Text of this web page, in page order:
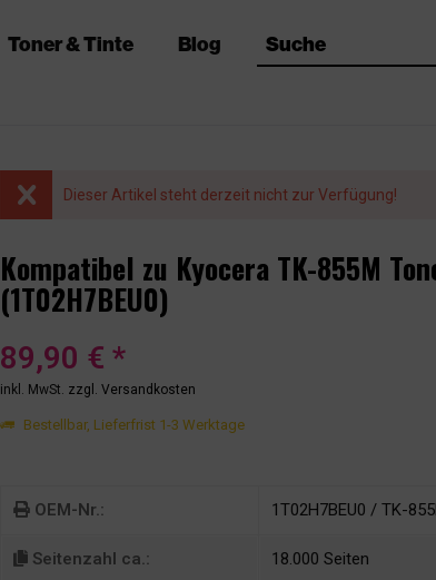
Toner & Tinte Blog Suche
Dieser Artikel steht derzeit nicht zur Verfügung!
Kompatibel zu Kyocera TK-855M
(1T02H7BEU0)
89,90 € *
inkl. MwSt. zzgl. Versandkosten
Bestellbar, Lieferfrist 1-3 Werktage
OEM-Nr.: 1T02H7BEU0 / TK-
Seitenzahl ca.: 18.000 Seiten